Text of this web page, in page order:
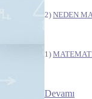
2) NEDEN
1)
Devamı